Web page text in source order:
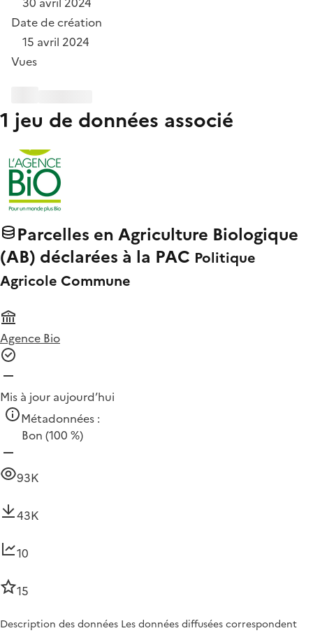
Date de création
15 avril 2024
Vues
1 jeu de données associé
Parcelles en Agriculture Biologique
(AB) déclarées à la PAC Politique
Agricole Commune
Agence Bio
Mis à jour aujourd’hui
Métadonnées :
Bon (100 %)
93K
43K
10
15
Description des données Les données diffusées correspondent